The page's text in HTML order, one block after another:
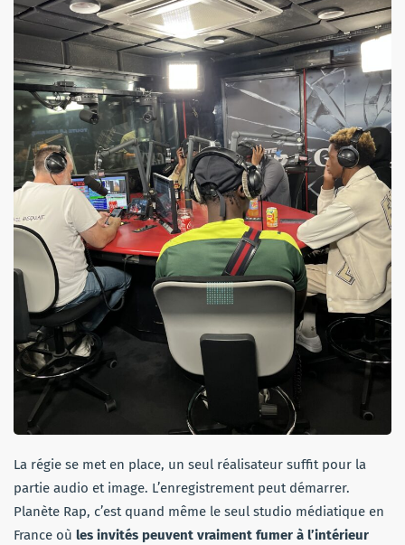
La régie se met en place, un seul réalisateur suffit pour la
partie audio et image. L’enregistrement peut démarrer.
Planète Rap, c’est quand même le seul studio médiatique en
France où les invités peuvent vraiment fumer à l’intérieur